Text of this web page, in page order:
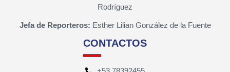
Rodríguez
Jefa de Reporteros: Esther Lilian González de la Fuente
CONTACTOS